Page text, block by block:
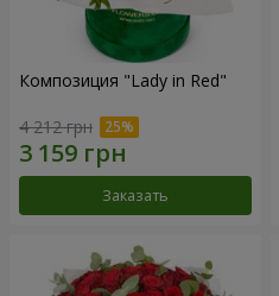
Композиция "Lady in Red"
4 212 грн
Заказать